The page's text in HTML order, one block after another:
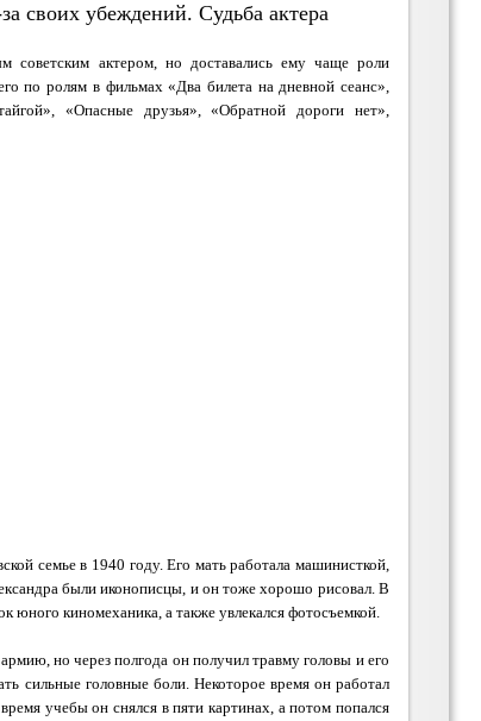
своих убеждений. Судьба актера
советским актером, но доставались ему чаще роли
по ролям в фильмах «Два билета на дневной сеанс»,
«Опасные друзья», «Обратной дороги нет»,
семье в 1940 году. Его мать работала машинисткой,
были иконописцы, и он тоже хорошо рисовал. В
юного киномеханика, а также увлекался фотосъемкой.
но через полгода он получил травму головы и его
сильные головные боли. Некоторое время он работал
учебы он снялся в пяти картинах, а потом попался